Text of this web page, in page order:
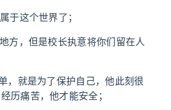
于这个世界了；
方，但是校长执意将你们留在人
，就是为了保护自己，他此刻很
历痛苦，他才能安全；